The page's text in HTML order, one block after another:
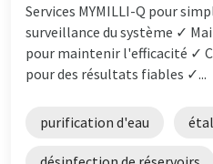
Services MYMILLI-Q pour
surveillance du système ✓
pour maintenir l'efficacité ✓
pour des résultats fiables ✓...
purification d'eau